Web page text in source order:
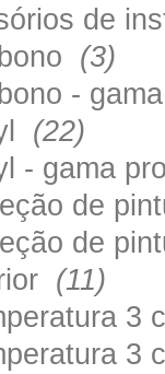
de
(3)
-
(22)
- gama
de
de
(11)